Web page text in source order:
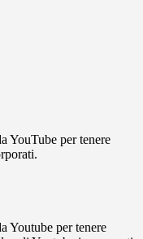
YouTube per tenere
Youtube per tenere